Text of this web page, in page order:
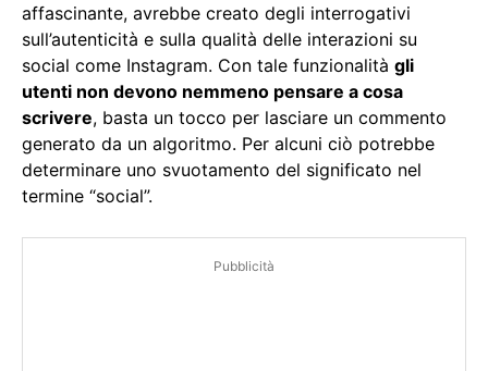
affascinante, avrebbe creato degli interrogativi
sull’autenticità e sulla qualità delle interazioni su
social come Instagram. Con tale funzionalità gli
utenti non devono nemmeno pensare a cosa
scrivere, basta un tocco per lasciare un commento
generato da un algoritmo. Per alcuni ciò potrebbe
determinare uno svuotamento del significato nel
termine “social”.
Pubblicità